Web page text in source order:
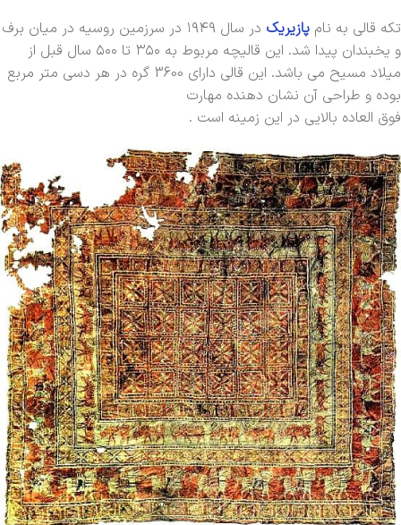
تکه قالی به نام پازیریک
در سال ۱۹۴۹ در سرزمین روسیه در میان برف
و یخبندان پیدا شد. این قالیچه مربوط به ۳۵۰ تا ۵۰۰ سال قبل از
میلاد مسیح می باشد. این قالی دارای 3600 گره در هر دسی متر مربع
بوده و طراحی آن نشان دهنده مهارت
فوق العاده بالایی در این زمینه است .